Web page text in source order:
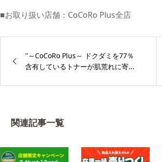
■お取り扱い店舗：CoCoRo Plus全店
"～CoCoRo Plus～ ドクダミを77％
含有しているトナーが肌荒れに寄...
関連記事一覧